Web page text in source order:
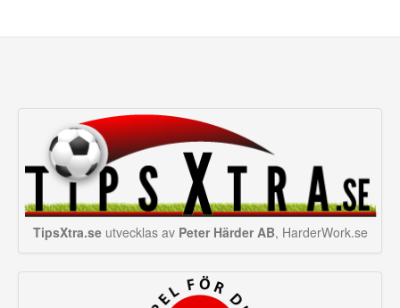
TipsXtra.seutvecklas av Peter Härder AB, HarderWork.se